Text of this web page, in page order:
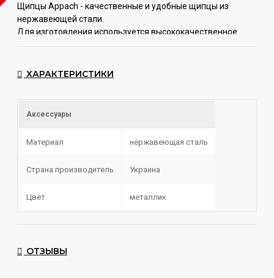
Щипцы Appach - качественные и удобные щипцы из
нержавеющей стали.
Для изготовления используется высококачественное
Щипцы от компанииAppach
ХАРАКТЕРИСТИКИ
Аксессуары
Материал нержавеющая сталь
Страна производитель Украина
Цвет металлик
ОТЗЫВЫ